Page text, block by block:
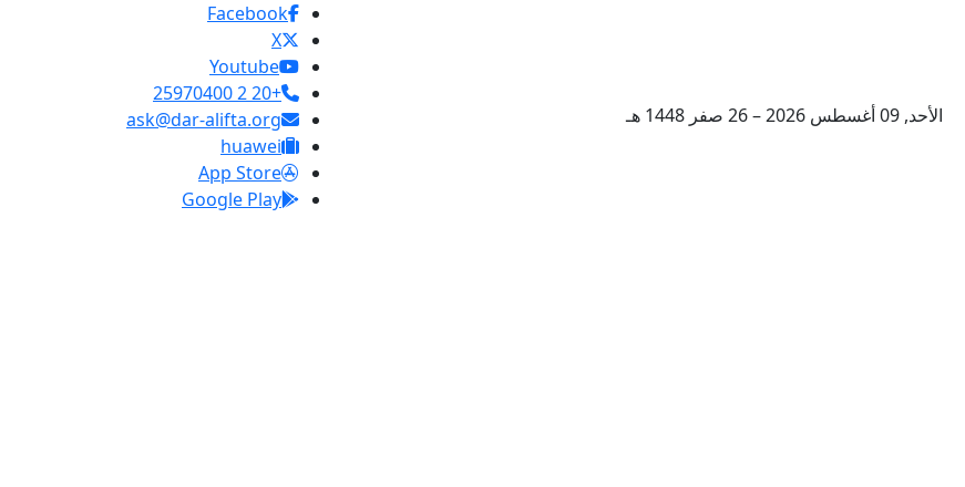
الأحد, 09 أغسطس 2026 – 26 صفر 1448 هـ
Facebook
X
Youtube
+20 2 25970400
ask@dar-alifta.org
huawei
App Store
Google Play